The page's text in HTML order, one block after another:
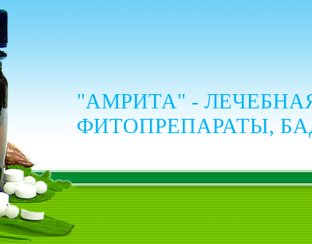
"АМРИТА" -
ФИТОПРЕПАРАТЫ,